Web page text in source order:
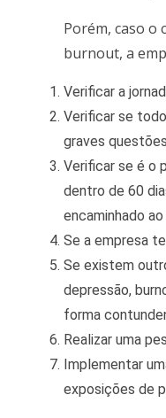
Porém, caso o
burnout, a
Verificar a
Verificar se
graves
Verificar se é o
dentro de 60
encaminhado
Se a empresa
Se existem
depressão,
forma
Realizar uma
Implementar
exposições de